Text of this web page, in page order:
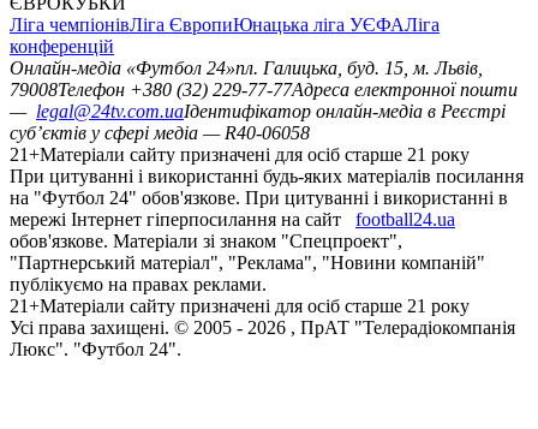
Ліга чемпіонівЛіга ЄвропиЮнацька ліга УЄФАЛіга
конференцій
Онлайн-медіа «Футбол 24»пл. Галицька, буд. 15, м. Львів,
79008Телефон +380 (32) 229-77-77Адреса електронної пошти
— legal@24tv.com.uaІдентифікатор онлайн-медіа в Реєстрі
суб’єктів у сфері медіа — R40-06058
21+Матеріали сайту призначені для осіб старше 21 року
При цитуванні і використанні будь-яких матеріалів посилання
на "Футбол 24" обов'язкове. При цитуванні і використанні в
мережі Інтернет гіперпосилання на сайт
football24.ua
обов'язкове. Матеріали зі знаком "Спецпроект",
"Партнерський матеріал", "Реклама", "Новини компаній"
публікуємо на правах реклами.
21+Матеріали сайту призначені для осіб старше 21 року
Усi права захищенi. © 2005 - 2026 , ПрАТ "Телерадіокомпанія
Люкс". "Футбол 24".